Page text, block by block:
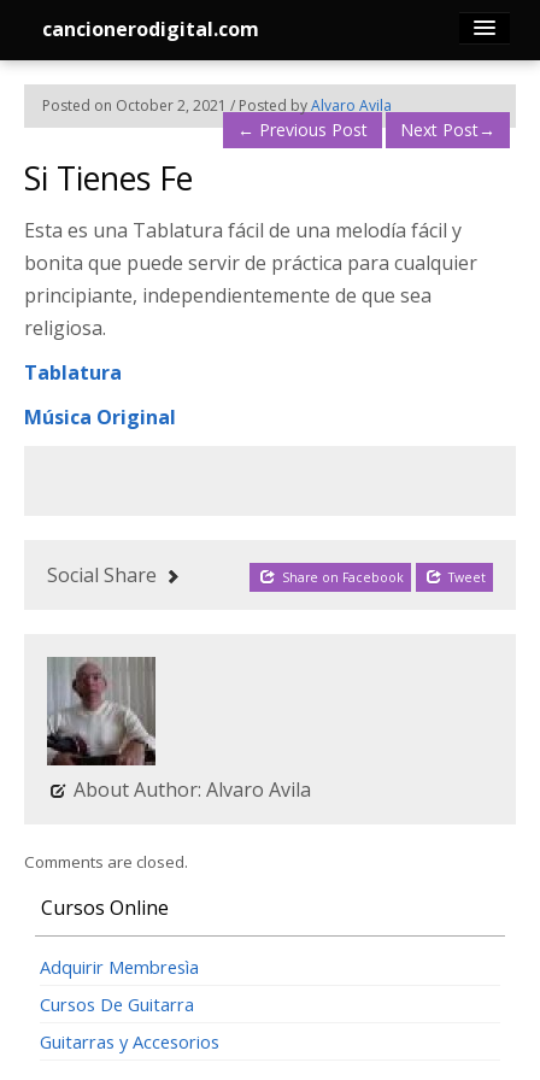
cancionerodigital.com
Inicio
Acordes
Guitarra
Tabs
Posted on October 2, 2021 / Posted byAlvaro Avila
← Previous Post Next Post→
Si Tienes Fe
Esta es una Tablatura fácil de una melodía fácil y
bonita que puede servir de práctica para cualquier
principiante, independientemente de que sea
religiosa.
Tablatura
Música Original
Social Share Share on Facebook Tweet
About Author: Alvaro Avila
Comments are closed.
Cursos Online
Adquirir Membresìa
Cursos De Guitarra
Guitarras y Accesorios